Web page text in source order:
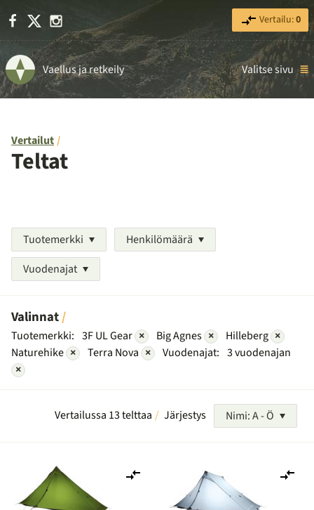
Facebook Instagram Vertailu:0
Vaellus ja retkeily Valitse sivu
Vertailut
Teltat
Tuotemerkki
Henkilömäärä
Vuodenajat
Valinnat
Tuotemerkki: 3F UL Gear × Big Agnes × Hilleberg ×
Naturehike × Terra Nova × Vuodenajat: 3 vuodenajan
×
Vertailussa 13 telttaa Järjestys Nimi: A - Ö